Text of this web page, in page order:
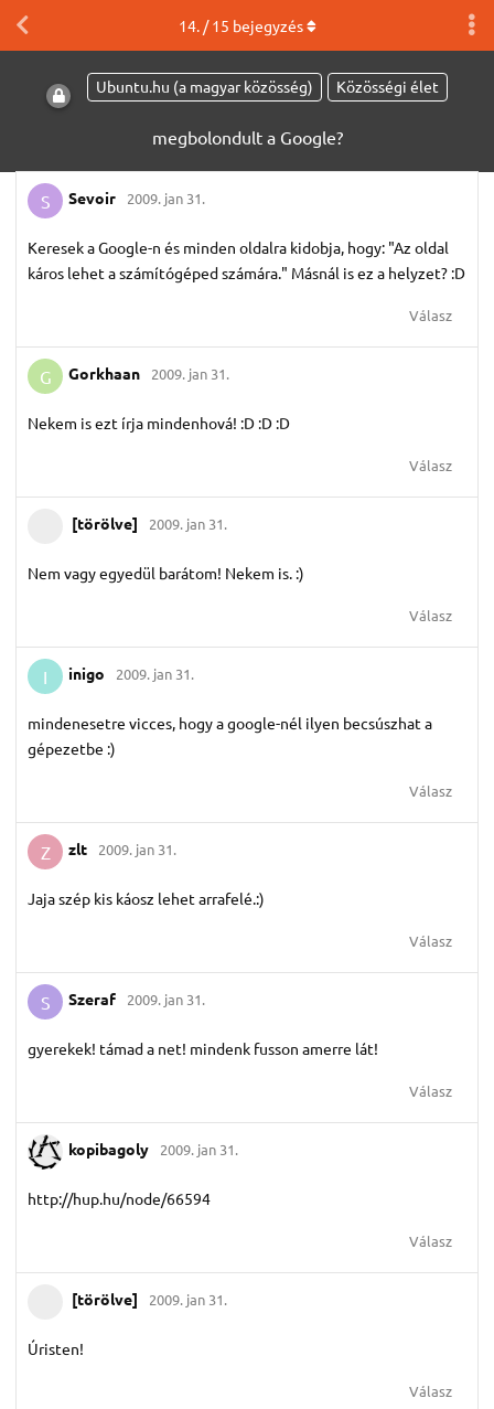
Ubuntu.hu (a magyar közösség) Közösségi élet
megbolondult a Google?
14. /15 bejegyzés
S Sevoir 2009. jan 31.
Keresek a Google-n és minden oldalra kidobja, hogy: "Az oldal
káros lehet a számítógéped számára." Másnál is ez a helyzet? :D
Válasz
G Gorkhaan 2009. jan 31.
Nekem is ezt írja mindenhová! :D :D :D
Válasz
[törölve] 2009. jan 31.
Nem vagy egyedül barátom! Nekem is. :)
Válasz
I inigo 2009. jan 31.
mindenesetre vicces, hogy a google-nél ilyen becsúszhat a
gépezetbe :)
Válasz
Z zlt 2009. jan 31.
Jaja szép kis káosz lehet arrafelé.:)
Válasz
S Szeraf 2009. jan 31.
gyerekek! támad a net! mindenk fusson amerre lát!
Válasz
kopibagoly 2009. jan 31.
http://hup.hu/node/66594
Válasz
[törölve] 2009. jan 31.
Úristen!
Válasz